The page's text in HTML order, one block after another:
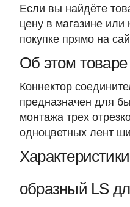
Если вы найдёте
цену в магазине или
покупке прямо на
Об этом товаре
Коннектор
предназначен для
монтажа трех
одноцветных лент
образный LS